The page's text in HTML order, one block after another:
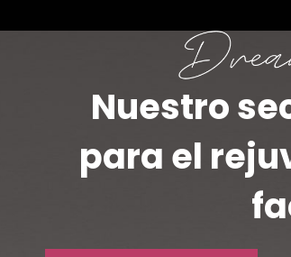
Nuestro
para el